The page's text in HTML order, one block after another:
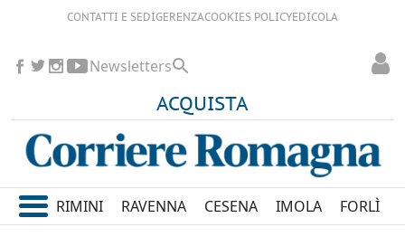
CONTATTI E SEDIGERENZACOOKIES POLICYEDICOLA
ACQUISTA
Newsletters
RIMINI RAVENNA CESENA IMOLA FORLÌ